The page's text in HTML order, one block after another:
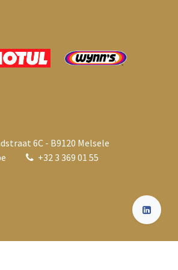
6C - B9120 Melsele
+32 3 369 01 55